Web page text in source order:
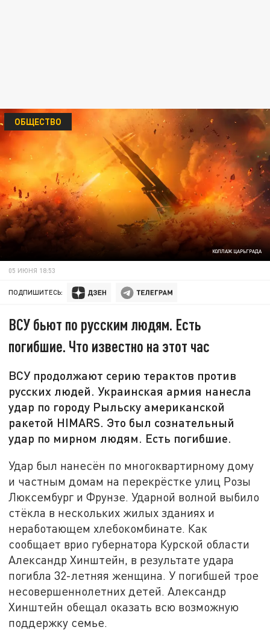
КОЛЛАЖ ЦАРЬГРАДА
ОБЩЕСТВО
05 ИЮНЯ 18:53
ПОДПИШИТЕСЬ:
ВСУ бьют по русским людям. Есть
погибшие. Что известно на этот час
ВСУ продолжают серию терактов против
русских людей. Украинская армия нанесла
удар по городу Рыльску американской
ракетой HIMARS. Это был сознательный
удар по мирном людям. Есть погибшие.
Удар был нанесён по многоквартирному дому
и частным домам на перекрёстке улиц Розы
Люксембург и Фрунзе. Ударной волной выбило
стёкла в нескольких жилых зданиях и
неработающем хлебокомбинате. Как
сообщает врио губернатора Курской области
Александр Хинштейн, в результате удара
погибла 32-летняя женщина. У погибшей трое
несовершеннолетних детей. Александр
Хинштейн обещал оказать всю возможную
поддержку семье.